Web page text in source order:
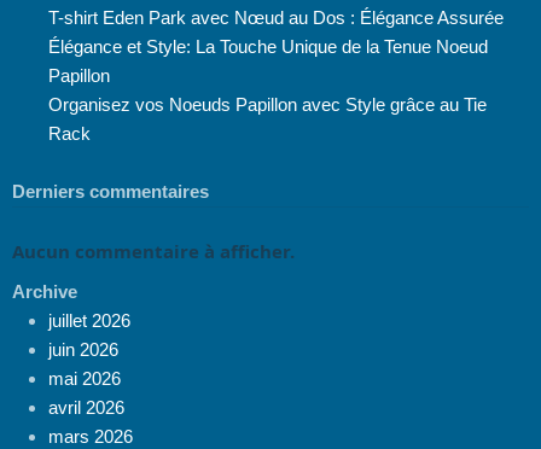
T-shirt Eden Park avec Nœud au Dos : Élégance Assurée
Élégance et Style: La Touche Unique de la Tenue Noeud
Papillon
Organisez vos Noeuds Papillon avec Style grâce au Tie
Rack
Derniers commentaires
Aucun commentaire à afficher.
Archive
juillet 2026
juin 2026
mai 2026
avril 2026
mars 2026